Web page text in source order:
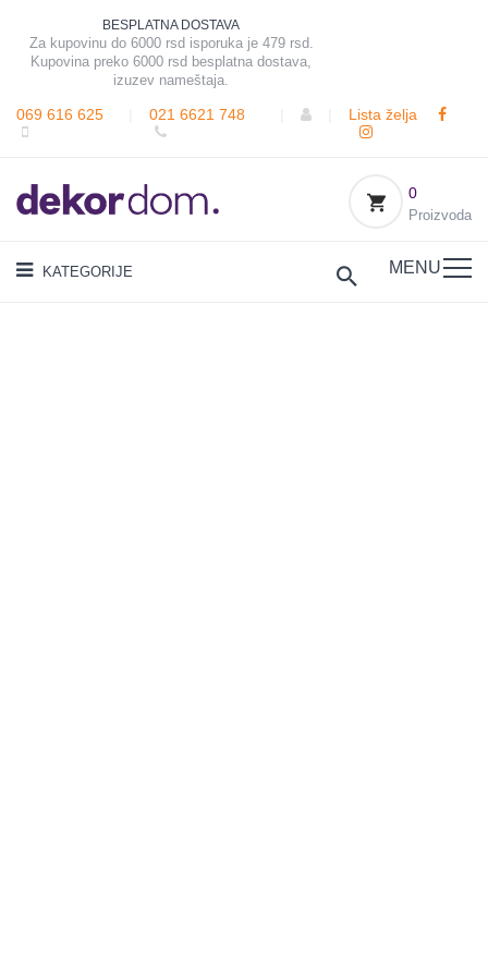
BESPLATNA DOSTAVA
Za kupovinu do 6000 rsd isporuka je 479 rsd.
Kupovina preko 6000 rsd besplatna dostava,
izuzev nameštaja.
069 616 625 021 6621 748 Lista želja
0
Proizvoda
KATEGORIJE MENU